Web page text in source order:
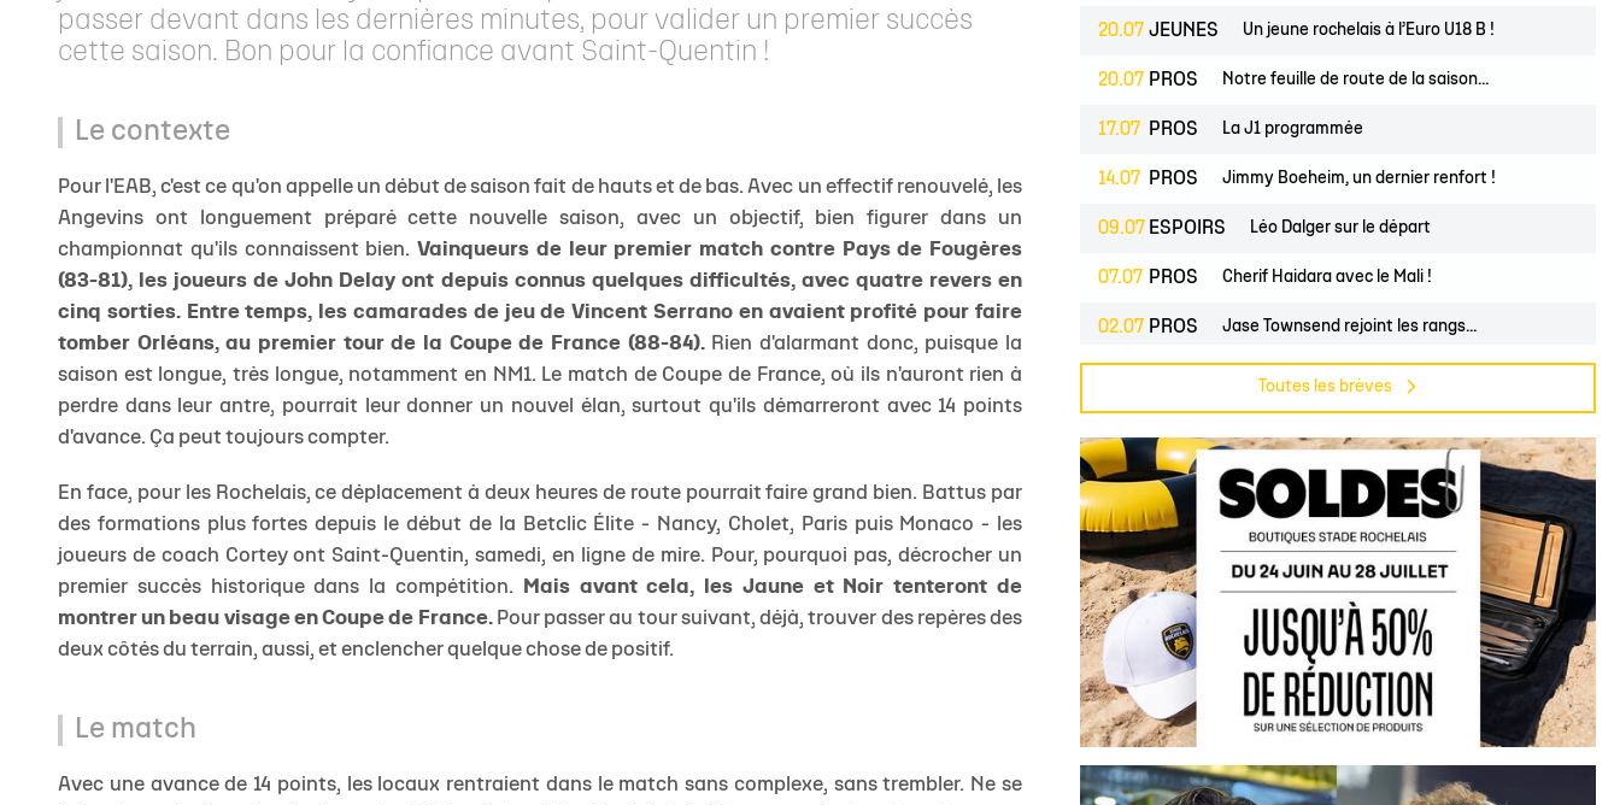
passer devant dans les dernières minutes, pour valider un premier succès
cette saison. Bon pour la confiance avant Saint-Quentin !
Le contexte
Pour l'EAB, c'est ce qu'on appelle un début de saison fait de hauts et de bas. Avec un effectif renouvelé, les
Angevins ont longuement préparé cette nouvelle saison, avec un objectif, bien figurer dans un
championnat qu'ils connaissent bien. Vainqueurs de leur premier match contre Pays de Fougères
(83-81), les joueurs de John Delay ont depuis connus quelques difficultés, avec quatre revers en
cinq sorties. Entre temps, les camarades de jeu de Vincent Serrano en avaient profité pour faire
tomber Orléans, au premier tour de la Coupe de France (88-84). Rien d'alarmant donc, puisque la
saison est longue, très longue, notamment en NM1. Le match de Coupe de France, où ils n'auront rien à
perdre dans leur antre, pourrait leur donner un nouvel élan, surtout qu'ils démarreront avec 14 points
d'avance. Ça peut toujours compter.
En face, pour les Rochelais, ce déplacement à deux heures de route pourrait faire grand bien. Battus par
des formations plus fortes depuis le début de la Betclic Élite - Nancy, Cholet, Paris puis Monaco - les
joueurs de coach Cortey ont Saint-Quentin, samedi, en ligne de mire. Pour, pourquoi pas, décrocher un
premier succès historique dans la compétition.
Mais avant cela, les Jaune et Noir tenteront de
montrer un beau visage en Coupe de France.Pour passer au tour suivant, déjà, trouver des repères des
deux côtés du terrain, aussi, et enclencher quelque chose de positif.
Le match
Avec une avance de 14 points, les locaux rentraient dans le match sans complexe, sans trembler. Ne se
20.07 JEUNES Un jeune rochelais à l’Euro U18 B !
20.07 PROS Notre feuille de route de la saison...
17.07 PROS La J1 programmée
14.07 PROS Jimmy Boeheim, un dernier renfort !
09.07 ESPOIRS Léo Dalger sur le départ
07.07 PROS Cherif Haidara avec le Mali !
02.07 PROS Jase Townsend rejoint les rangs...
Le Club une nouvelle fois labellisé...
Toutes les brèves